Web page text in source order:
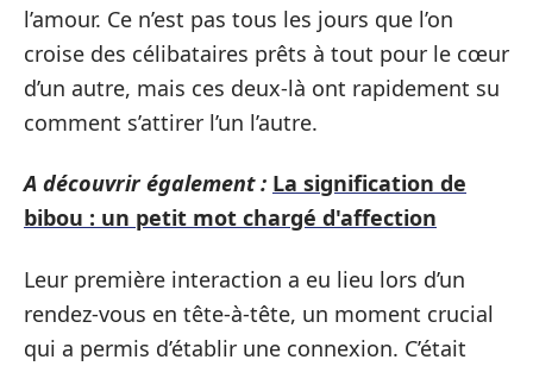
l’amour. Ce n’est pas tous les jours que l’on
croise des célibataires prêts à tout pour le cœur
d’un autre, mais ces deux-là ont rapidement su
comment s’attirer l’un l’autre.
A découvrir également : La signification de
bibou : un petit mot chargé d'affection
Leur première interaction a eu lieu lors d’un
rendez-vous en tête-à-tête, un moment crucial
qui a permis d’établir une connexion. C’était